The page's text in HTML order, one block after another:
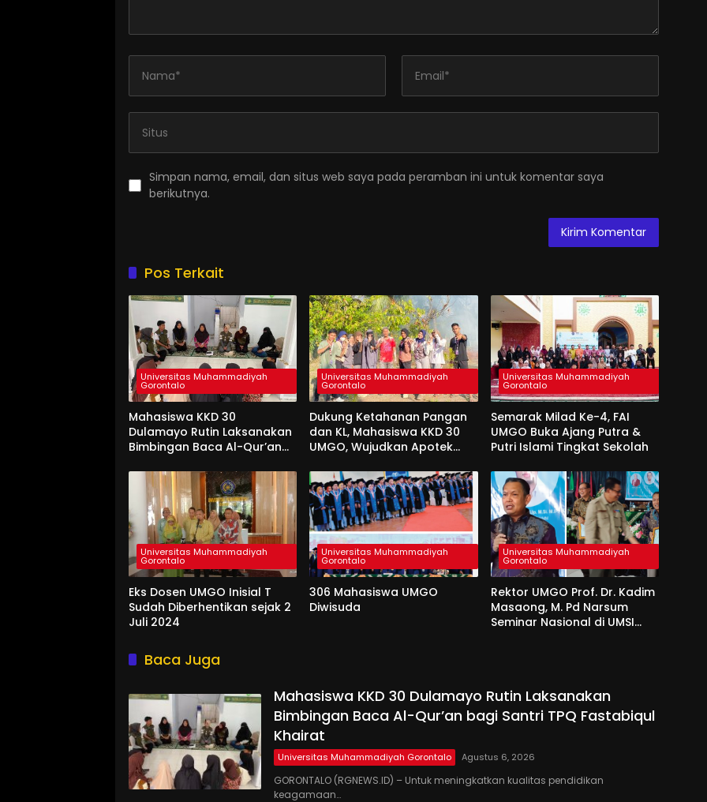
Simpan nama, email, dan situs web saya pada peramban ini untuk komentar saya
berikutnya.
Pos Terkait
Universitas Muhammadiyah
Gorontalo
Mahasiswa KKD 30
Dulamayo Rutin Laksanakan
Bimbingan Baca Al-Qur’an
Khairat
Universitas Muhammadiyah
Gorontalo
Dukung Ketahanan Pangan
dan KL, Mahasiswa KKD 30
UMGO, Wujudkan Apotek
Universitas Muhammadiyah
Gorontalo
Semarak Milad Ke-4, FAI
UMGO Buka Ajang Putra &
Putri Islami Tingkat Sekolah
Universitas Muhammadiyah
Gorontalo
Eks Dosen UMGO Inisial T
Sudah Diberhentikan sejak 2
Juli 2024
Universitas Muhammadiyah
Gorontalo
306 Mahasiswa UMGO
Diwisuda
Universitas Muhammadiyah
Gorontalo
Rektor UMGO Prof. Dr. Kadim
Masaong, M. Pd Narsum
Seminar Nasional di UMSI
Baca Juga
Mahasiswa KKD 30 Dulamayo Rutin Laksanakan
Bimbingan Baca Al-Qur’an bagi Santri TPQ Fastabiqul
Khairat
Universitas Muhammadiyah Gorontalo Agustus 6, 2026
GORONTALO (RGNEWS.ID) – Untuk meningkatkan kualitas pendidikan
keagamaan…